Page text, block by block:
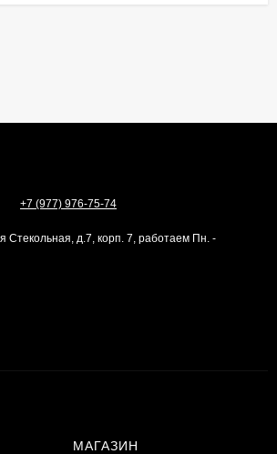
+7 (977) 976-75-74
Стекольная, д.7, корп. 7, работаем Пн. -
МАГАЗИН